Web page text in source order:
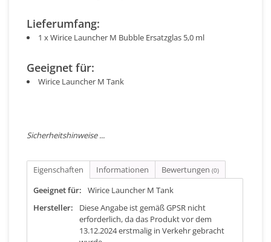
Lieferumfang:
1 x Wirice Launcher M Bubble Ersatzglas 5,0 ml
Geeignet für:
Wirice Launcher M Tank
Sicherheitshinweise ...
Eigenschaften Informationen Bewertungen (0)
Geeignet für:
Wirice Launcher M Tank
Hersteller:
Diese Angabe ist gemäß GPSR nicht
erforderlich, da das Produkt vor dem
13.12.2024 erstmalig in Verkehr gebracht